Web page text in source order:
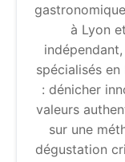
à Lyon
spécialisés en
: dénicher
valeurs
sur une
dégustation